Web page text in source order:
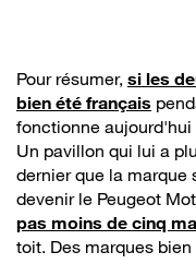
Pour résumer, si les
bien été français
fonctionne
Un pavillon qui lui a
dernier que la marque
devenir le Peugeot
pas moins de cinq
toit. Des marques